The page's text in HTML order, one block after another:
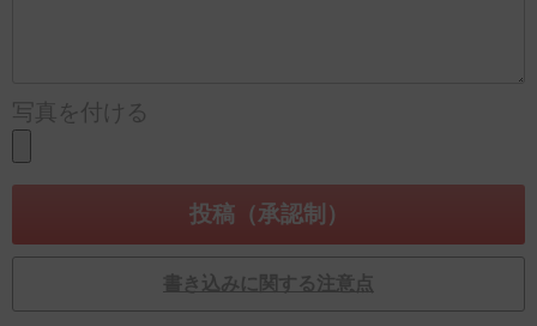
写真を付ける
書き込みに関する注意点